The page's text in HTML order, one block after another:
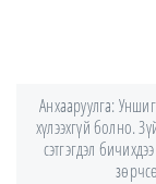
Анхааруулга:
хүлээхгүй болно.
сэтгэгдэл